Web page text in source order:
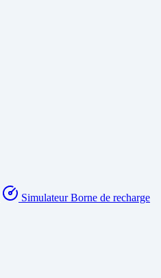
Simulateur Borne de recharge